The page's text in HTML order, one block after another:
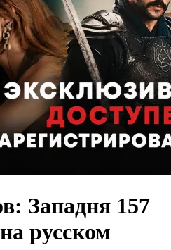
Западня 157
русском